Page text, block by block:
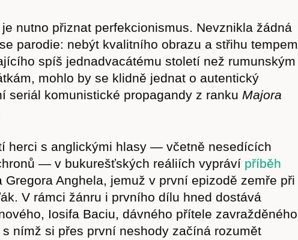
Akce
Obchod
nutno přiznat perfekcionismus. Nevznikla žádná
parodie: nebýt kvalitního obrazu a střihu tempem
spíš jednadvacátému století než rumunským
mohlo by se klidně jednat o autentický
seriál komunistické propagandy z ranku Majora
herci s anglickými hlasy — včetně nesedících
— v bukurešťských reáliích vypráví příběh
Gregora Anghela, jemuž v první epizodě zemře při
V rámci žánru i prvního dílu hned dostává
Iosifa Baciu, dávného přítele zavražděného
s nímž si přes první neshody začíná rozumět